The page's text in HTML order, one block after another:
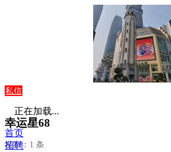
私信
幸运星68
发布：1 条
正在加载...
首页
招聘